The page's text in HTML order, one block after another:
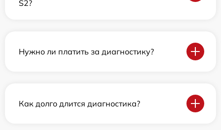
S2?
Нужно ли платить за диагностику?
Как долго длится диагностика?